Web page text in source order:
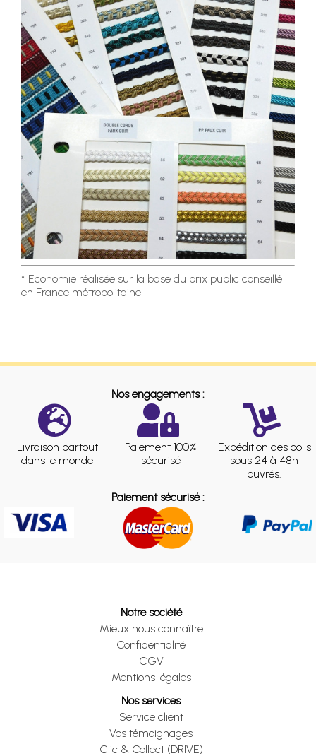
* Economie réalisée sur la base du prix public conseillé
en France métropolitaine
Nos engagements :
Livraison partout
dans le monde
Paiement 100%
sécurisé
Expédition des colis
sous 24 à 48h
ouvrés.
Paiement sécurisé :
Notre société
Mieux nous connaître
Confidentialité
CGV
Mentions légales
Nos services
Service client
Vos témoignages
Clic & Collect (DRIVE)